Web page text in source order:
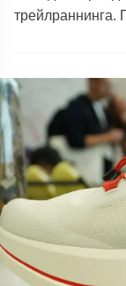
трейлраннинга.